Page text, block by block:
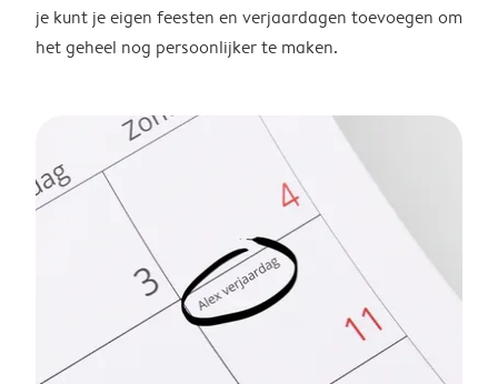
je kunt je eigen feesten en verjaardagen toevoegen om
het geheel nog persoonlijker te maken.